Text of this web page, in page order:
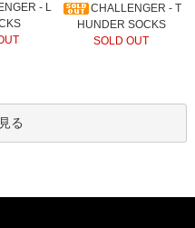
- L
CHALLENGER - T
HUNDER SOCKS
SOLD OUT
る